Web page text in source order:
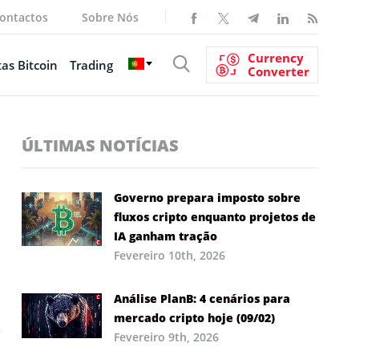
Sobre Nós
Bitcoin Trading
Currency
Converter
ÚLTIMAS NOTÍCIAS
Governo prepara imposto sobre
fluxos cripto enquanto projetos de
IA ganham tração
Fevereiro 10th, 2026
Análise PlanB: 4 cenários para
mercado cripto hoje (09/02)
Fevereiro 9th, 2026